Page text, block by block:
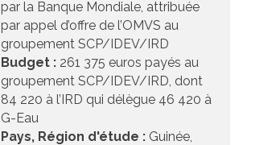
par la Banque Mondiale, attribuée
par appel d’offre de l’OMVS au
groupement SCP/IDEV/IRD
Budget : 261 375 euros payés au
groupement SCP/IDEV/IRD, dont
84 220 à l’IRD qui délègue 46 420 à
G-Eau
Pays, Région d'étude : Guinée,